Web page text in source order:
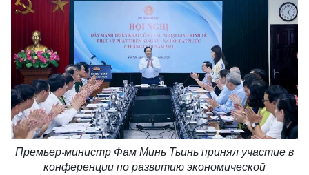
Премьер-министр Фам Минь Тьинь принял участие в
конференции по развитию экономической